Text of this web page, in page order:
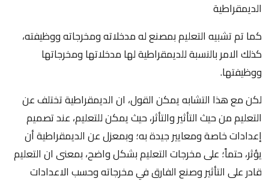
الديمقراطية
كما تم تشبيه التعليم بمصنع له مدخلاته ومخرجاته ووظيفته،
كذلك الامر بالنسبة للديمقراطية لها مدخلاتها ومخرجاتها
ووظيفتها.
لكن مع هذا التشابه يمكن القول، ان الديمقراطية تختلف عن
التعليم من حيث التأثير والتأثر، حيث يمكن للتعليم، عند تصميم
إعدادات خاصة ومعايير جيدة به؛ وبمعزل عن الديمقراطية أن
يؤثر، حتماً؛ على مخرجات التعليم بشكل واضح، بمعنى ان التعليم
قادر على التأثير وصنع الفارق في مخرجاته وحسب الاعدادات